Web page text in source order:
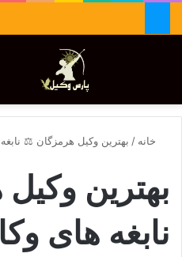
تغییر پوسته
خانه / بهترین وکیل هرمزگان ⚖️ نابغه
بهترین
نابغه های